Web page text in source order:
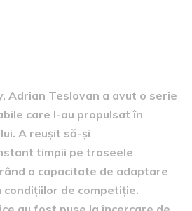
Adrian Teslovan a avut o serie
care l-au propulsat în
A reușit să-și
timpii pe traseele
o capacitate de adaptare
condițiilor de competiție.